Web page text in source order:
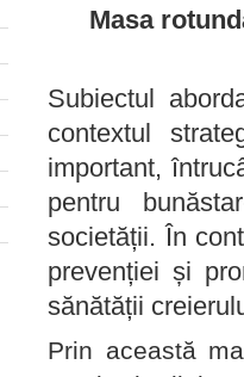
Masa
Subiectul
contextul
important,
pentru
societății. În
prevenției și
sănătății
Prin această